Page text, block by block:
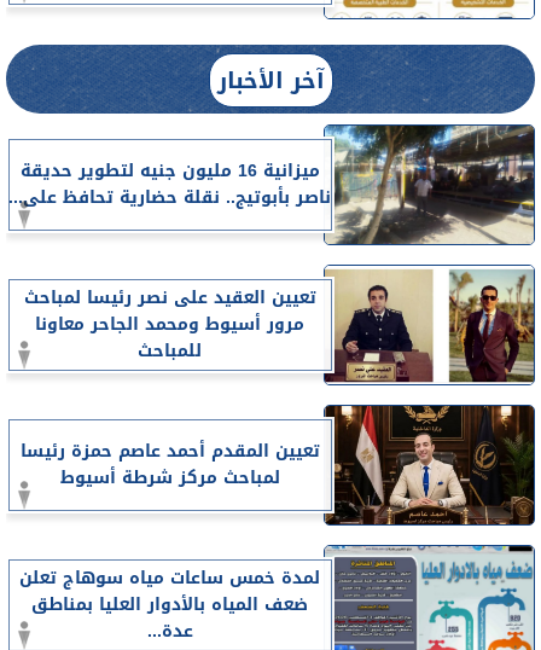
آخر الأخبار
ميزانية 16 مليون جنيه لتطوير حديقة
ناصر بأبوتيج.. نقلة حضارية تحافظ على...
تعيين العقيد على نصر رئيسا لمباحث
مرور أسيوط ومحمد الجاحر معاونا
للمباحث
تعيين المقدم أحمد عاصم حمزة رئيسا
لمباحث مركز شرطة أسيوط
لمدة خمس ساعات مياه سوهاج تعلن
ضعف المياه بالأدوار العليا بمناطق
عدة...